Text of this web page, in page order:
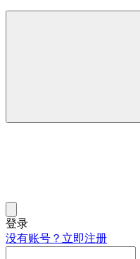
登录
没有账号？立即注册